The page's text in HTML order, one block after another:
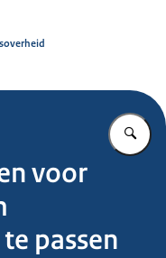
voor
passen